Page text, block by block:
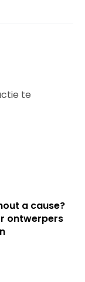
te
a cause?
ontwerpers